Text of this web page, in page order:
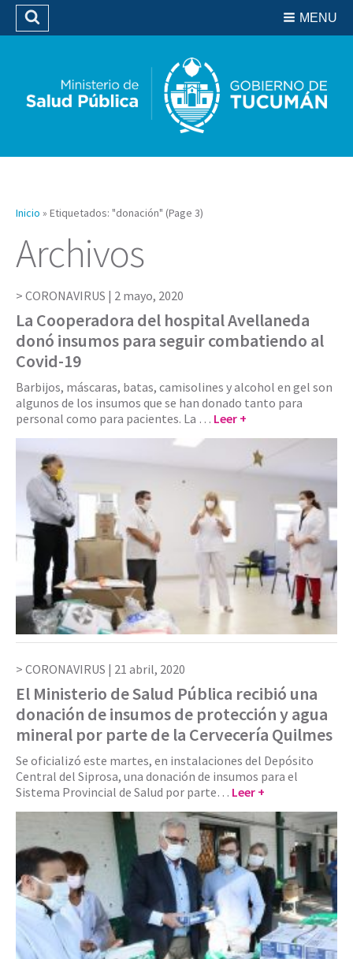
Biblioteca
MENU
Buscar
Inicio » Etiquetados: "donación" (Page 3)
Archivos
CORONAVIRUS | 2 mayo, 2020
La Cooperadora del hospital Avellaneda
donó insumos para seguir combatiendo al
Covid-19
Barbijos, máscaras, batas, camisolines y alcohol en gel son
algunos de los insumos que se han donado tanto para
personal como para pacientes. La … Leer +
CORONAVIRUS | 21 abril, 2020
El Ministerio de Salud Pública recibió una
donación de insumos de protección y agua
mineral por parte de la Cervecería Quilmes
Se oficializó este martes, en instalaciones del Depósito
Central del Siprosa, una donación de insumos para el
Sistema Provincial de Salud por parte… Leer +